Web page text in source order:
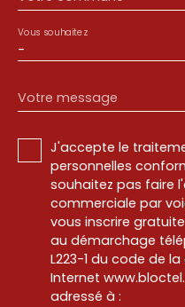
-
Vous souhaitez
Votre message
J'accepte le
personnelles
souhaitez pas faire
commerciale par
vous inscrire
au démarchage
L223-1 du code de
Internet
adressé à :